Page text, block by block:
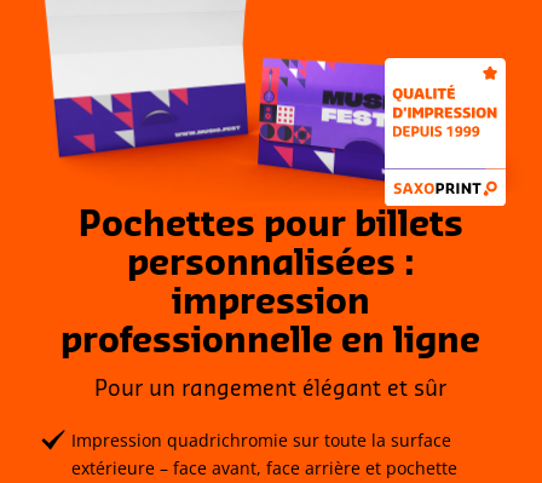
Pochettes pour billets
personnalisées :
impression
professionnelle en ligne
Pour un rangement élégant et sûr
Impression quadrichromie sur toute la surface
extérieure – face avant, face arrière et pochette